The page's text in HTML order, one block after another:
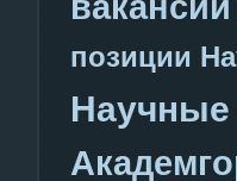
позиции
Научные